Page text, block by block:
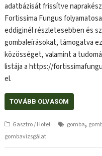
adatbázisát frissítve
Fortissima Fungus
eddiginél részletesebben és
gombaleírásokat, támogatva
közösséget, valamint a
listája a https://
el.
TOVÁBB OLVASOM
Gasztro / Hotel gomba,
gombavizsgálat